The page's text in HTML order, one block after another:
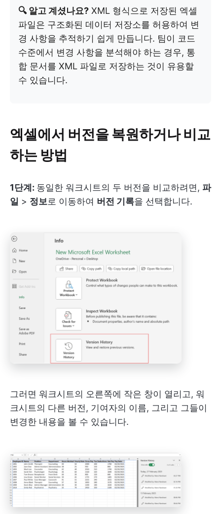
🔍 알고 계셨나요? XML 형식으로 저장된 엑셀
파일은 구조화된 데이터 저장소를 허용하여 변
경 사항을 추적하기 쉽게 만듭니다. 팀이 코드
수준에서 변경 사항을 분석해야 하는 경우, 통
합 문서를 XML 파일로 저장하는 것이 유용할
수 있습니다.
엑셀에서 버전을 복원하거나 비교
하는 방법
1단계: 동일한 워크시트의 두 버전을 비교하려면, 파
일 > 정보로 이동하여 버전 기록을 선택합니다.
그러면 워크시트의 오른쪽에 작은 창이 열리고, 워
크시트의 다른 버전, 기여자의 이름, 그리고 그들이
변경한 내용을 볼 수 있습니다.